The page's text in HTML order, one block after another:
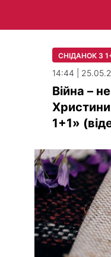
СНІДАНОК З
14:44 |
Війна –
Христини
1+1»